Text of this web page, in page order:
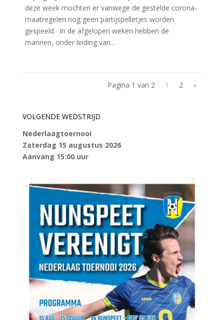
deze week mochten er vanwege de gestelde corona-
maatregelen nog geen partijspelletjes worden
gespeeld. In de afgelopen weken hebben de
mannen, onder leiding van...
Pagina 1 van 2 1 2 »
VOLGENDE WEDSTRIJD
Nederlaagtoernooi
Zaterdag 15 augustus 2026
Aanvang 15:00 uur